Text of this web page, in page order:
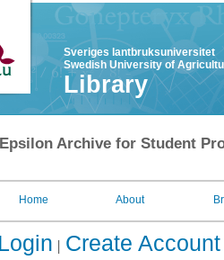
Sveriges lantbruksuniversitet
Swedish University of
Library
Epsilon Archive for Student
Home About
Login Create Account